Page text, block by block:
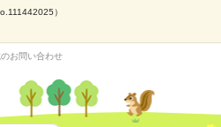
）
お問い合わせ